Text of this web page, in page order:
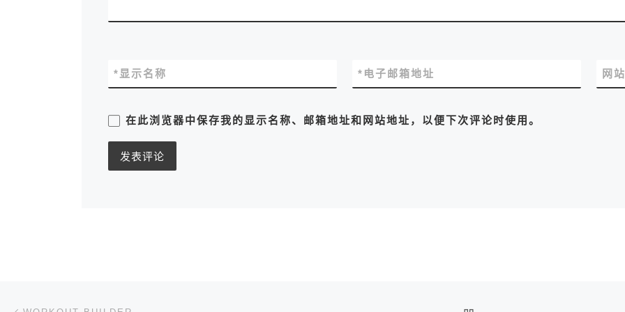
显示名称
* 电子邮箱地址
* 网
在此浏览器中保存我的显示名称、邮箱地址和网站地址，以便下次评论时使用。
文章导航